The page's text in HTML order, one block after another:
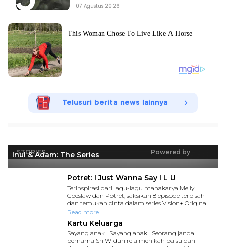
07 Agustus 2026
Telusuri berita news lainnya